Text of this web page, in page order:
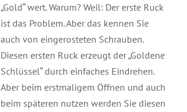
„Gold“ wert. Warum? Weil: Der erste Ruck
ist das Problem. Aber das kennen Sie
auch von eingerosteten Schrauben.
Diesen ersten Ruck erzeugt der „Goldene
Schlüssel“ durch einfaches Eindrehen.
Aber beim erstmaligem Öffnen und auch
beim späteren nutzen werden Sie diesen